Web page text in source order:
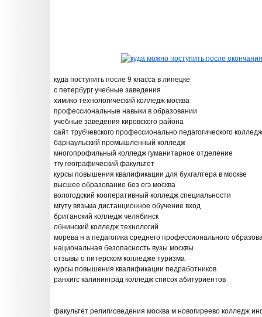
куда поступить после 9 класса в липецке
с петербург учебные заведения
химико технологический колледж москва
профессиональные навыки в образовании
учебные заведения кировского района
сайт трубчевского профессионально педагогического
барнаульский промышленный колледж
многопрофильный колледж гуманитарное отделение
тгу географический факультет
курсы повышения квалификации для бухгалтера в москве
высшее образование без егэ москва
вологодский кооперативный колледж специальности
мгуту вязьма дистанционное обучение вход
британский колледж челябинск
обнинский колледж технологий
морева н а педагогика среднего профессионального
национальная безопасность вузы москвы
отзывы о питерском колледже туризма
курсы повышения квалификации педработников
ранхигс калининград колледж список абитуриентов
факультет религиоведения москва м новогиреево колледж